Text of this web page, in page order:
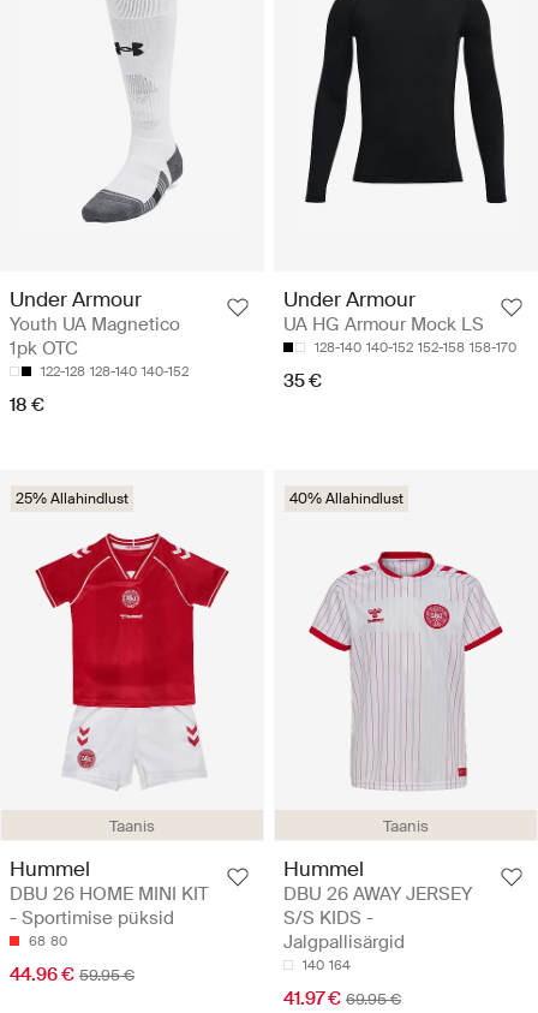
Under Armour
Youth UA Magnetico
1pk OTC
122-128 128-140 140-152
18 €
Under Armour
UA HG Armour Mock LS
128-140 140-152 152-158 158-170
35 €
Taanis
25% Allahindlust
Hummel
DBU 26 HOME MINI KIT
- Sportimise püksid
68 80
44.96 € 59.95 €
Taanis
40% Allahindlust
Hummel
DBU 26 AWAY JERSEY
S/S KIDS -
Jalgpallisärgid
140 164
41.97 € 69.95 €